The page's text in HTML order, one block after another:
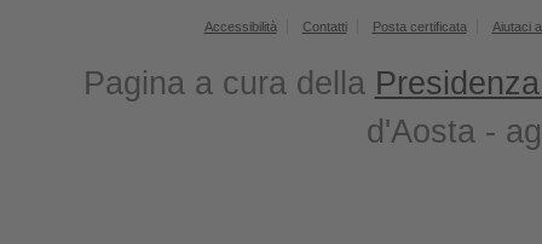
Accessibilità Contatti Posta certificata Aiutaci
Pagina a cura della
d'Aosta -